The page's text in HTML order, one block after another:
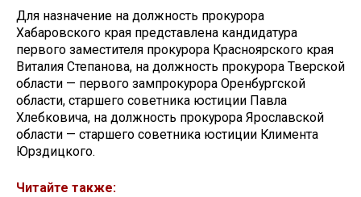
Для назначение на должность прокурора
Хабаровского края представлена кандидатура
первого заместителя прокурора Красноярского края
Виталия Степанова, на должность прокурора Тверской
области — первого зампрокурора Оренбургской
области, старшего советника юстиции Павла
Хлебковича, на должность прокурора Ярославской
области — старшего советника юстиции Климента
Юрздицкого.
Читайте также: